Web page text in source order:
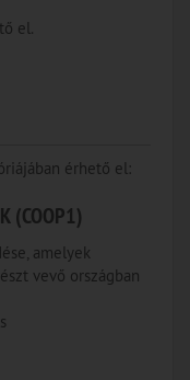
el.
érhető el:
(COOP1)
amelyek
vevő országban